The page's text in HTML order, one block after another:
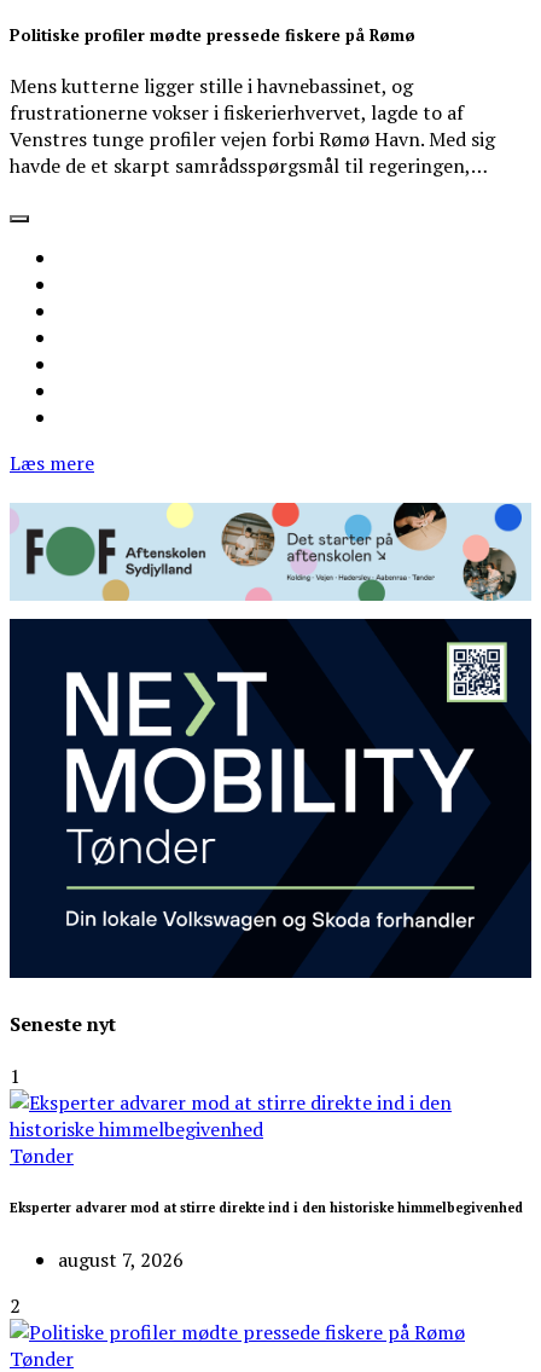
Politiske profiler mødte pressede fiskere på Rømø
Mens kutterne ligger stille i havnebassinet, og
frustrationerne vokser i fiskerierhvervet, lagde to af
Venstres tunge profiler vejen forbi Rømø Havn. Med sig
havde de et skarpt samrådsspørgsmål til regeringen,…
Læs mere
Seneste nyt
1
Tønder
Eksperter advarer mod at stirre direkte ind i den historiske himmelbegivenhed
august 7, 2026
2
Tønder